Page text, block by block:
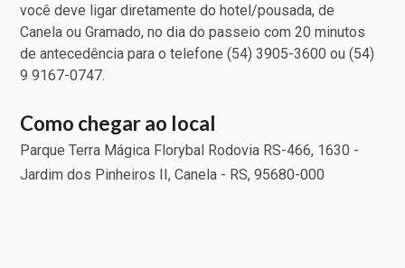
você deve ligar diretamente do hotel/pousada, de
Canela ou Gramado, no dia do passeio com 20 minutos
de antecedência para o telefone (54) 3905-3600 ou (54)
9 9167-0747.
Como chegar ao local
Parque Terra Mágica Florybal Rodovia RS-466, 1630 -
Jardim dos Pinheiros II, Canela - RS, 95680-000